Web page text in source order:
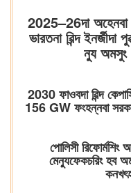
2025–26দা
ভারতনা ৱিন্দ ইনর্জীদা
ন্যু অমসুং
2030 ফাওবদা ৱিন্দ
156 GW ফংহন্নবা
পোলিসী রিফোর্মশিং
মেন্যুফেকচরিং হব